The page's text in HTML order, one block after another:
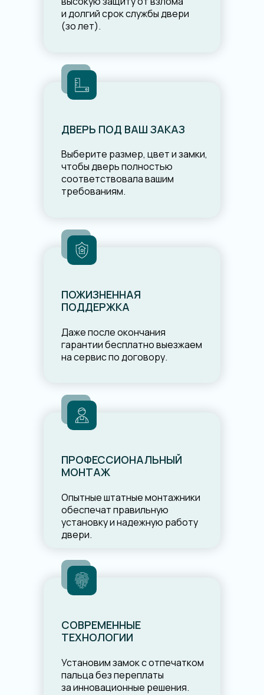
и долгий срок службы двери
(зо лет).
ДВЕРЬ ПОД ВАШ ЗАКАЗ
Выберите размер, цвет и замки,
чтобы дверь полностью
соответствовала вашим
требованиям.
ПОЖИЗНЕННАЯ
ПОДДЕРЖКА
Даже после окончания
гарантии бесплатно выезжаем
на сервис по договору.
ПРОФЕССИОНАЛЬНЫЙ
МОНТАЖ
Опытные штатные монтажники
обеспечат правильную
установку и надежную работу
двери.
СОВРЕМЕННЫЕ
ТЕХНОЛОГИИ
Установим замок с отпечатком
пальца без переплаты
за инновационные решения.